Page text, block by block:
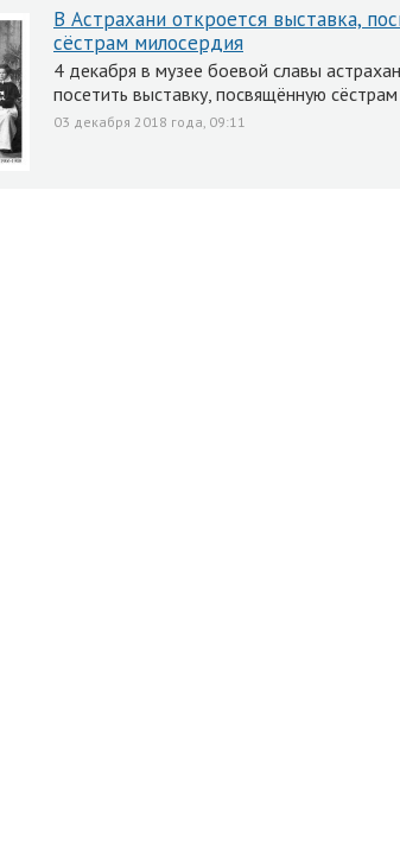
В Астрахани откроется выставка,
сёстрам милосердия
4 декабря в музее боевой славы
посетить выставку, посвящённую
03 декабря 2018 года, 09:11